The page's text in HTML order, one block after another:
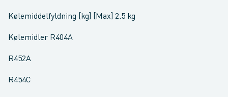
Kølemiddelfyldning [kg] [Max] 2.5 kg
Kølemidler R404A
R452A
R454C